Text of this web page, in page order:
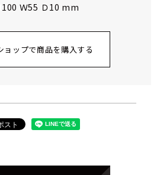
100 Ｗ55 Ｄ10 mm
ョップで商品を購入する